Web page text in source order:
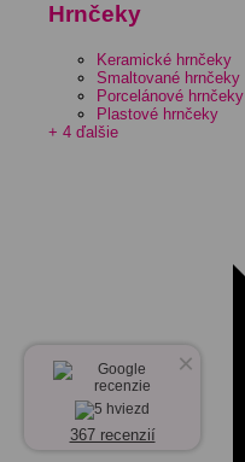
Hrnčeky
Keramické hrnčeky
Smaltované hrnčeky
Porcelánové hrnčeky
Plastové hrnčeky
+ 4 ďalšie
×
367 recenzií